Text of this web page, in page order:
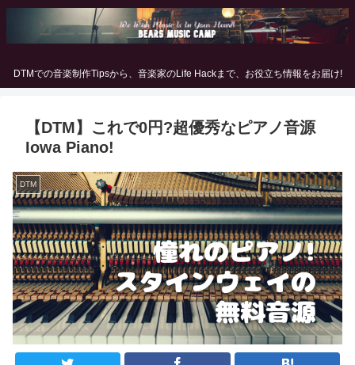
DTMでの音楽制作Tipsから、音楽家のLife Hackまで、お役立ち情報をお届け!
【DTM】これで0円?超優秀なピアノ音源
Iowa Piano!
DTM